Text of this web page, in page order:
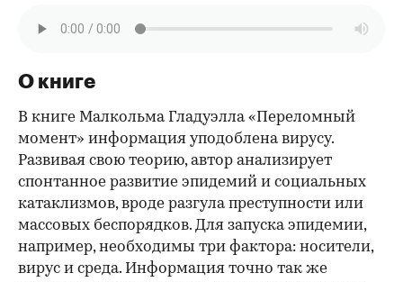
О книге
В книге Малкольма Гладуэлла «Переломный
момент» информация уподоблена вирусу.
Развивая свою теорию, автор анализирует
спонтанное развитие эпидемий и социальных
катаклизмов, вроде разгула преступности или
массовых беспорядков. Для запуска эпидемии,
например, необходимы три фактора: носители,
вирус и среда. Информация точно так же